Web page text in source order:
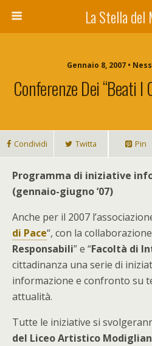
La Stella
Gennaio 8, 2007 •
Conferenze Dei “Beati
Condividi Twitta Pin
Programma di iniziative
(gennaio-giugno ’07)
Anche per il 2007
di Pace“, con la
Responsabili” e “Facoltà di
cittadinanza una serie di
informazione e confronto su
attualità.
Tutte le iniziative si
del Liceo Artistico